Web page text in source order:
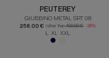
PEUTEREY
GIUBBINO METAL SRT 08
258.00 € rather than400.00 € -36%
L XL XXL